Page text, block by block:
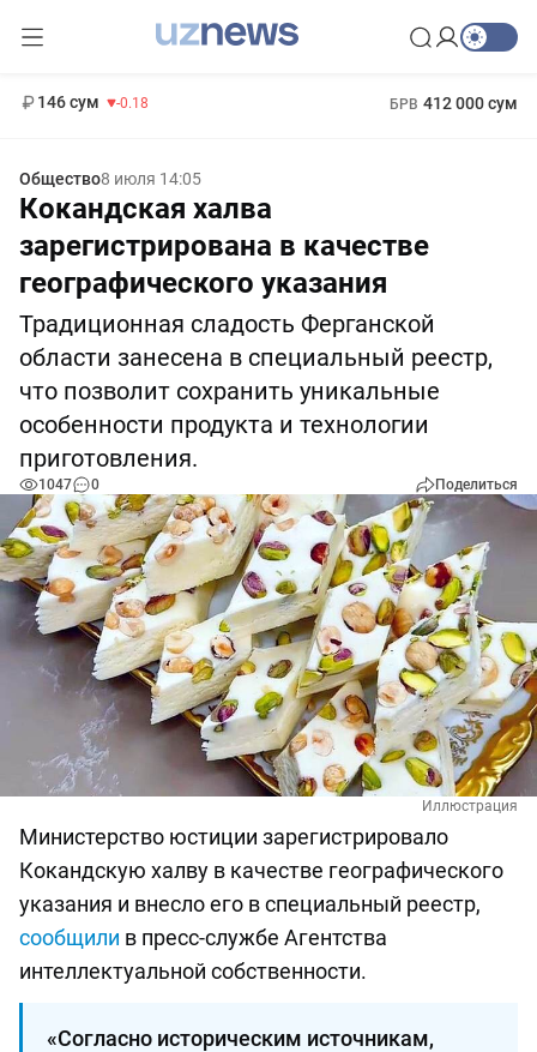
146 сум -0.18 БРВ 412 000 сум
Общество8 июля 14:05
Кокандская халва
зарегистрирована в качестве
географического указания
Традиционная сладость Ферганской
области занесена в специальный реестр,
что позволит сохранить уникальные
особенности продукта и технологии
приготовления.
1047 0 Поделиться
Иллюстрация
Министерство юстиции зарегистрировало
Кокандскую халву в качестве географического
указания и внесло его в специальный реестр,
сообщили в пресс-службе Агентства
интеллектуальной собственности.
«Согласно историческим источникам,